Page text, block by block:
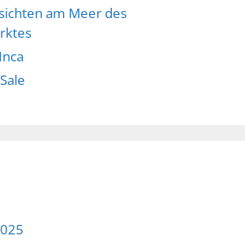
am Meer des